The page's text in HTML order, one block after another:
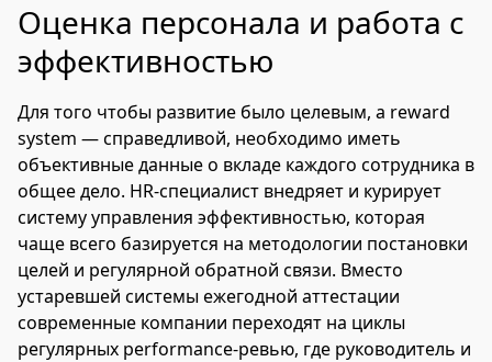
Оценка персонала и работа с
эффективностью
Для того чтобы развитие было целевым, а reward
system — справедливой, необходимо иметь
объективные данные о вкладе каждого сотрудника в
общее дело. HR-специалист внедряет и курирует
систему управления эффективностью, которая
чаще всего базируется на методологии постановки
целей и регулярной обратной связи. Вместо
устаревшей системы ежегодной аттестации
современные компании переходят на циклы
регулярных performance-ревью, где руководитель и